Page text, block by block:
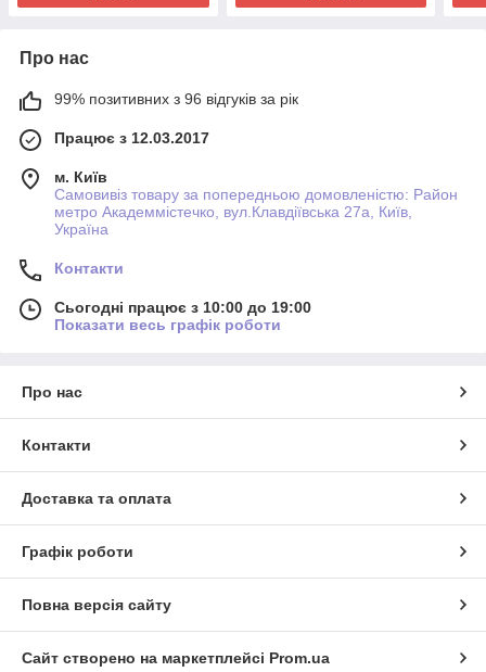
Про нас
99% позитивних з 96 відгуків за рік
Працює з 12.03.2017
м. Київ
Самовивіз товару за попередньою домовленістю: Район
метро Академмістечко, вул.Клавдіївська 27а, Київ,
Україна
Контакти
Сьогодні працює з 10:00 до 19:00
Показати весь графік роботи
Про нас
Контакти
Доставка та оплата
Графік роботи
Повна версія сайту
Сайт створено на маркетплейсі Prom.ua